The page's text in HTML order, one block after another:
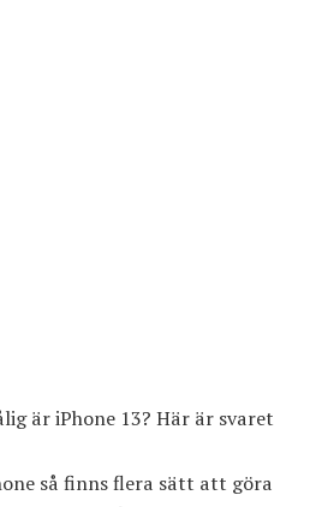
är iPhone 13? Här är svaret
så finns flera sätt att göra